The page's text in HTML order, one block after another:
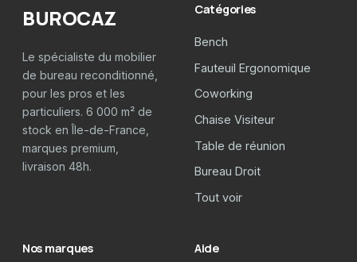
BUROCAZ
Le spécialiste du mobilier
de bureau reconditionné,
pour les pros et les
particuliers. 6 000 m² de
stock en Île-de-France,
marques premium,
livraison 48h.
Catégories
Bench
Fauteuil Ergonomique
Coworking
Chaise Visiteur
Table de réunion
Bureau Droit
Tout voir
Nos marques Aide